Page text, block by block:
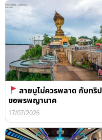
สายมูไม่ควรพลาด กับทริป
ขอพรพญานาค
17/07/2026